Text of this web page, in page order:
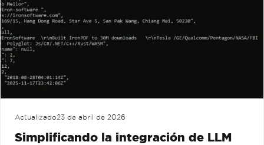
Actualizado23 de abril de 2026
Simplificando la integración de LLM